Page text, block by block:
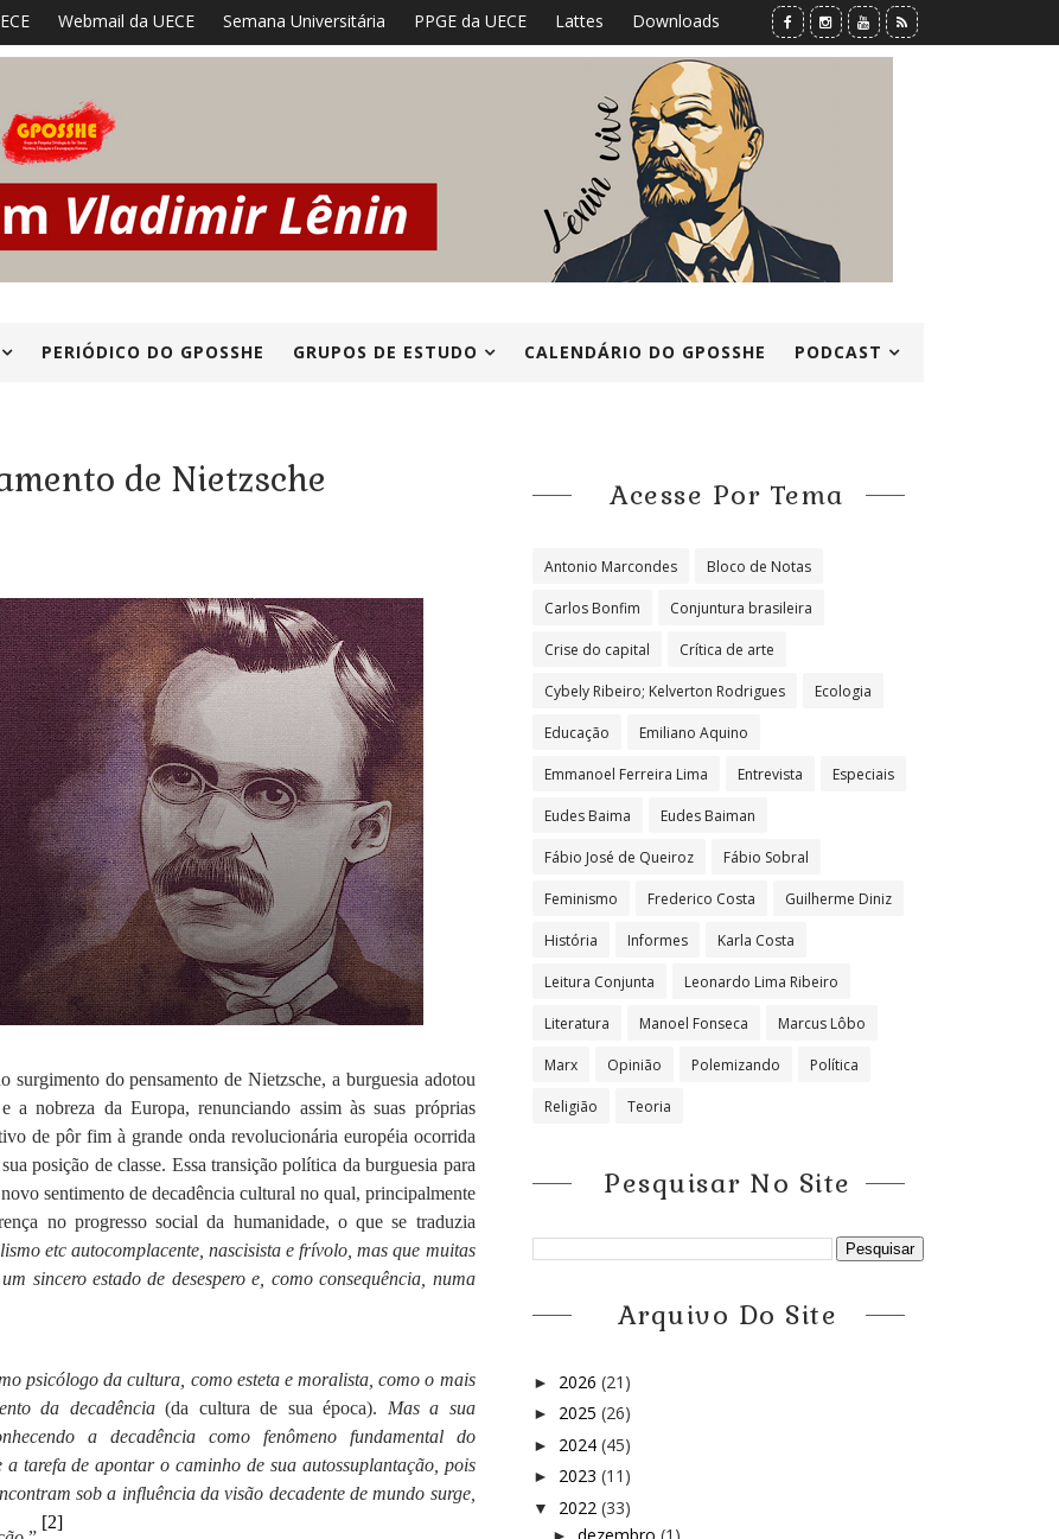
Webmail da UECE Semana Universitária PPGE da UECE Lattes Downloads
PERIÓDICO DO GPOSSHE GRUPOS DE ESTUDO CALENDÁRIO DO GPOSSHE PODCAST
de Nietzsche
do pensamento de Nietzsche, a burguesia adotou
nobreza da Europa, renunciando assim às suas próprias
de pôr fim à grande onda revolucionária européia ocorrida
posição de classe. Essa transição política da burguesia para
sentimento de decadência cultural no qual, principalmente
no progresso social da humanidade, o que se traduzia
etc autocomplacente, nascisista e frívolo, mas que muitas
sincero estado de desespero e, como consequência, numa
psicólogo da cultura, como esteta e moralista, como o mais
da decadência(da cultura de sua época). Mas a sua
a decadência como fenômeno fundamental do
a tarefa de apontar o caminho de sua autossuplantação, pois
sob a influência da visão decadente de mundo surge,
[2]
Acesse Por Tema
Antonio Marcondes Bloco de Notas
Carlos Bonfim Conjuntura brasileira
Crise do capital Crítica de arte
Cybely Ribeiro; Kelverton Rodrigues Ecologia
Educação Emiliano Aquino
Emmanoel Ferreira Lima Entrevista Especiais
Eudes Baima Eudes Baiman
Fábio José de Queiroz Fábio Sobral
Feminismo Frederico Costa Guilherme Diniz
História Informes Karla Costa
Leitura Conjunta Leonardo Lima Ribeiro
Literatura Manoel Fonseca Marcus Lôbo
Marx Opinião Polemizando Política
Religião Teoria
Pesquisar No Site
Arquivo Do Site
► 2026 (21)
► 2025 (26)
► 2024 (45)
► 2023 (11)
▼ 2022 (33)
►dezembro(1)